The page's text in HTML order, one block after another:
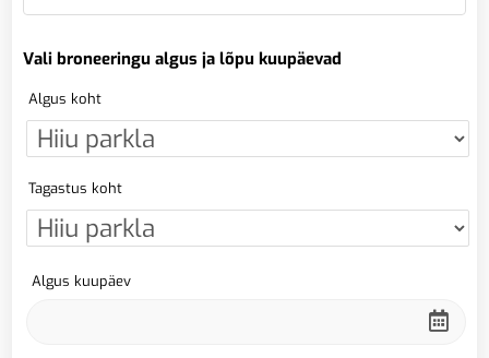
Vali broneeringu algus ja lõpu kuupäevad
Algus koht
Tagastus koht
Algus kuupäev